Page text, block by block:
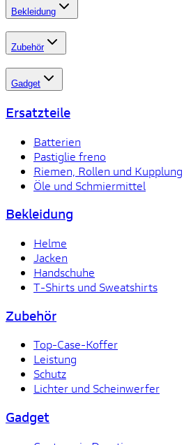
Bekleidung
Zubehör
Gadget
Ersatzteile
Batterien
Pastiglie freno
Riemen, Rollen und Kupplung
Öle und Schmiermittel
Bekleidung
Helme
Jacken
Handschuhe
T-Shirts und Sweatshirts
Zubehör
Top-Case-Koffer
Leistung
Schutz
Lichter und Scheinwerfer
Gadget